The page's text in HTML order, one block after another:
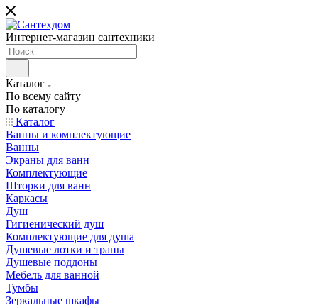
Интернет-магазин сантехники
Каталог
По всему сайту
По каталогу
Каталог
Ванны и комплектующие
Ванны
Экраны для ванн
Комплектующие
Шторки для ванн
Каркасы
Душ
Гигиенический душ
Комплектующие для душа
Душевые лотки и трапы
Душевые поддоны
Мебель для ванной
Тумбы
Зеркальные шкафы